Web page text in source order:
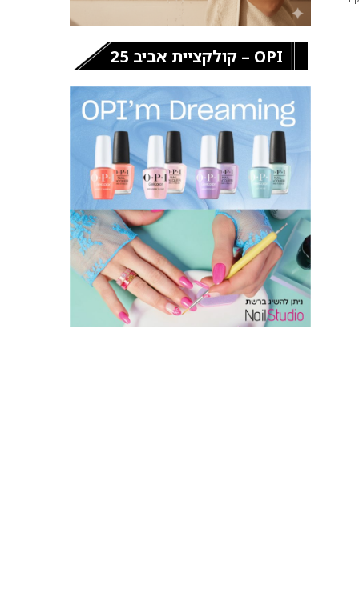
OPI – קולקציית אביב 25